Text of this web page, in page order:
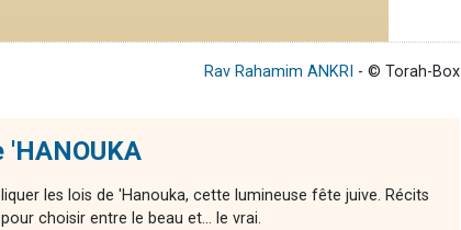
Rav Rahamim ANKRI - © Torah-Box
les lois de 'Hanouka, cette lumineuse fête juive. Récits
choisir entre le beau et... le vrai.